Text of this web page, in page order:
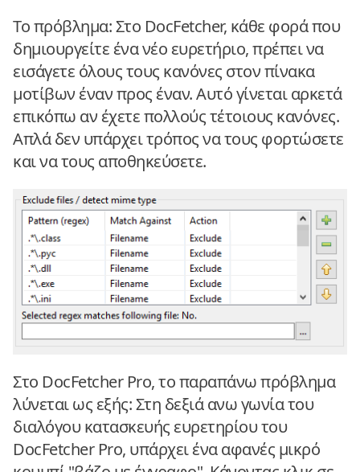
Το πρόβλημα: Στο DocFetcher, κάθε φορά που
δημιουργείτε ένα νέο ευρετήριο, πρέπει να
εισάγετε όλους τους κανόνες στον πίνακα
μοτίβων έναν προς έναν. Αυτό γίνεται αρκετά
επικόπω αν έχετε πολλούς τέτοιους κανόνες.
Απλά δεν υπάρχει τρόπος να τους φορτώσετε
και να τους αποθηκεύσετε.
Στο DocFetcher Pro, το παραπάνω πρόβλημα
λύνεται ως εξής: Στη δεξιά ανω γωνία του
διαλόγου κατασκευής ευρετηρίου του
DocFetcher Pro, υπάρχει ένα αφανές μικρό